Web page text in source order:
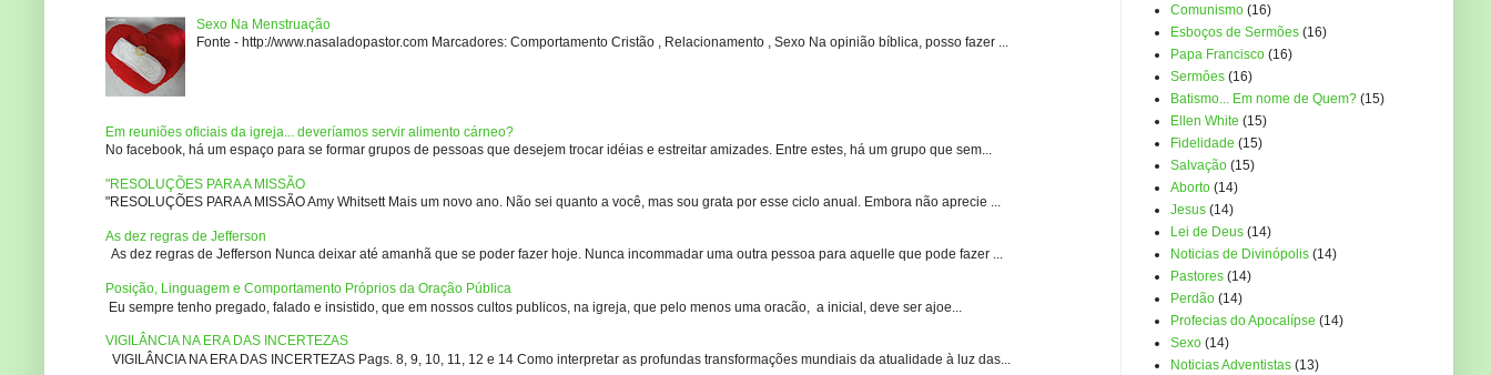
Sexo Na Menstruação
Fonte - http://www.nasaladopastor.com Marcadores: Comportamento Cristão , Relacionamento , Sexo Na opinião bíblica, posso fazer ...
Em reuniões oficiais da igreja... deveríamos servir alimento cárneo?
No facebook, há um espaço para se formar grupos de pessoas que desejem trocar idéias e estreitar amizades. Entre estes, há um grupo que sem...
"RESOLUÇÕES PARA A MISSÃO
"RESOLUÇÕES PARA A MISSÃO Amy Whitsett Mais um novo ano. Não sei quanto a você, mas sou grata por esse ciclo anual. Embora não aprecie ...
As dez regras de Jefferson
As dez regras de Jefferson Nunca deixar até amanhã que se poder fazer hoje. Nunca incommadar uma outra pessoa para aquelle que pode fazer ...
Posição, Linguagem e Comportamento Próprios da Oração Pública
Eu sempre tenho pregado, falado e insistido, que em nossos cultos publicos, na igreja, que pelo menos uma oracão, a inicial, deve ser ajoe...
VIGILÂNCIA NA ERA DAS INCERTEZAS
VIGILÂNCIA NA ERA DAS INCERTEZAS Pags. 8, 9, 10, 11, 12 e 14 Como interpretar as profundas transformações mundiais da atualidade à luz das...
Comunismo (16)
Esboços de Sermões (16)
Papa Francisco (16)
Sermôes (16)
Batismo... Em nome de Quem? (15)
Ellen White (15)
Fidelidade (15)
Salvação (15)
Aborto (14)
Jesus (14)
Lei de Deus (14)
Noticias de Divinópolis (14)
Pastores (14)
Perdão (14)
Profecias do Apocalípse (14)
Sexo (14)
Noticias Adventistas (13)